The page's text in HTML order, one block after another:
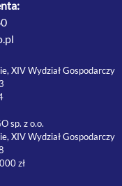
XIV Wydział Gospodarczy
sp. z o.o.
XIV Wydział Gospodarczy
zł